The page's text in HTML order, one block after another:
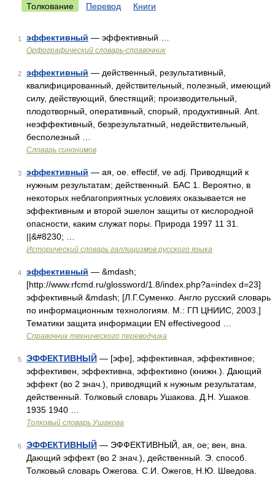
Толкование Перевод Книги
1 эффективный — эффективный …
Орфографический словарь-справочник
2 эффективный — действенный, результативный,
квалифицированный, действительный, полезный, имеющий
силу, действующий, блестящий; производительный,
плодотворный, оперативный, спорый, продуктивный. Ant.
неэффективный, безрезультатный, недействительный,
бесполезный …
Словарь синонимов
3 эффективный — ая, ое. effectif, ve adj. Приводящий к
нужным результатам; действенный. БАС 1. Вероятно, в
некоторых неблагоприятных условиях оказывается не
эффективным и второй эшелон защиты от кислородной
опасности, каким служат поры. Природа 1997 11 31.
||&#8230; …
Исторический словарь галлицизмов русского языка
4 эффективный — &mdash;
[http://www.rfcmd.ru/glossword/1.8/index.php?a=index d=23]
эффективный &mdash; [Л.Г.Суменко. Англо русский словарь
по информационным технологиям. М.: ГП ЦНИИС, 2003.]
Тематики защита информации EN effectivegood …
Справочник технического переводчика
5 ЭФФЕКТИВНЫЙ — [эфе], эффективная, эффективное;
эффективен, эффективна, эффективно (книжн.). Дающий
эффект (во 2 знач.), приводящий к нужным результатам,
действенный. Толковый словарь Ушакова. Д.Н. Ушаков.
1935 1940 …
Толковый словарь Ушакова
6 ЭФФЕКТИВНЫЙ — ЭФФЕКТИВНЫЙ, ая, ое; вен, вна.
Дающий эффект (во 2 знач.), действенный. Э. способ.
Толковый словарь Ожегова. С.И. Ожегов, Н.Ю. Шведова.